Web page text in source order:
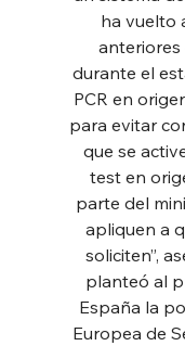
ha vuelto
anteriores
durante el
PCR en
para evitar
que se
test en
parte del
apliquen a
soliciten”,
planteó al
España la
Europea de